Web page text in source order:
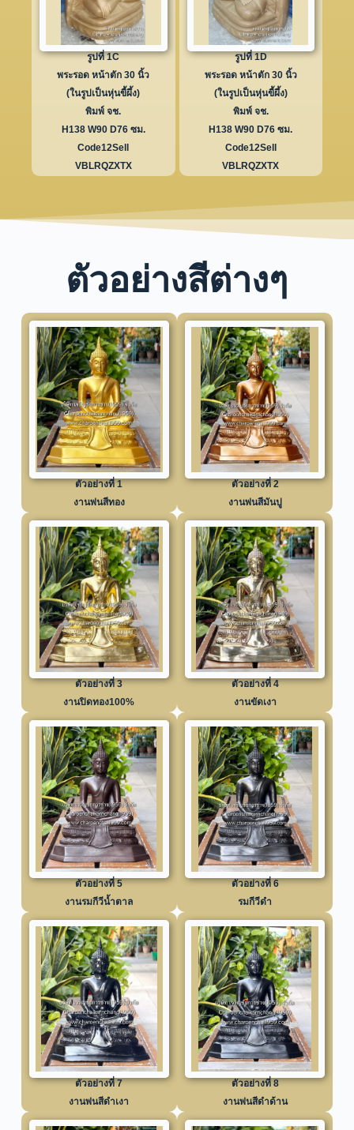
รูปที่ 1C
พระรอด หน้าตัก 30 นิ้ว
(ในรูปเป็นหุ่นขี้ผึ้ง)
พิมพ์ จช.
H138 W90 D76 ซม.
Code12Sell
VBLRQZXTX
รูปที่ 1D
พระรอด หน้าตัก 30 นิ้ว
(ในรูปเป็นหุ่นขี้ผึ้ง)
พิมพ์ จช.
H138 W90 D76 ซม.
Code12Sell
VBLRQZXTX
ตัวอย่างสีต่างๆ
ตัวอย่างที่ 1
งานพ่นสีทอง
ตัวอย่างที่ 2
งานพ่นสีมันปู
ตัวอย่างที่ 3
งานปิดทอง100%
ตัวอย่างที่ 4
งานขัดเงา
ตัวอย่างที่ 5
งานรมกีวีน้ำตาล
ตัวอย่างที่ 6
รมกีวีดำ
ตัวอย่างที่ 7
งานพ่นสีดำเงา
ตัวอย่างที่ 8
งานพ่นสีดำด้าน